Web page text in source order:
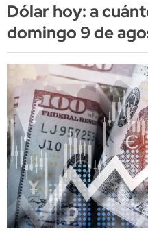
Dólar hoy: a
domingo 9 de